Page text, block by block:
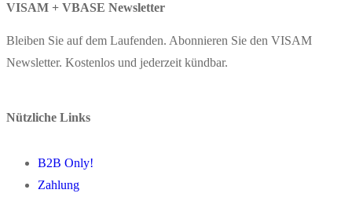
VISAM + VBASE Newsletter
Bleiben Sie auf dem Laufenden. Abonnieren Sie den VISAM
Newsletter. Kostenlos und jederzeit kündbar.
Nützliche Links
B2B Only!
Zahlung